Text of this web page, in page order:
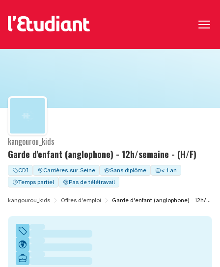
Garde d'enfant (anglophone) - 12h/semaine - (H/F)
kangourou_kids
CDI Carrières-sur-Seine Sans diplôme
< 1 an
Temps partiel
Pas de télétravail
kangourou_kids Offres d'emploi Garde d'enfant (anglophone) - 12h/semaine - (H/F)